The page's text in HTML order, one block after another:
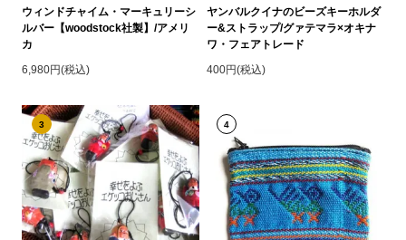
ウィンドチャイム・マーキュリーシ
ルバー【woodstock社製】/アメリ
カ
6,980円(税込)
ヤンバルクイナのビーズキーホルダ
ー&ストラップ/グァテマラ×オキナ
ワ・フェアトレード
400円(税込)
3 4